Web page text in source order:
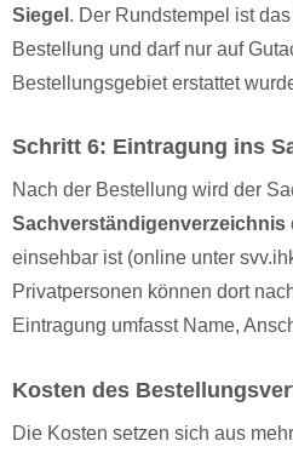
Siegel . Der Rundstempel ist
Bestellung und darf nur auf
Bestellungsgebiet erstattet
Schritt 6: Eintragung ins
Nach der Bestellung wird der
Sachverständigenverzeichnis
einsehbar ist (online unter
Privatpersonen können dort
Eintragung umfasst Name,
Kosten des
Die Kosten setzen sich aus